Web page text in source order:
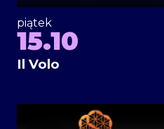
piątek
15.10
Il Volo